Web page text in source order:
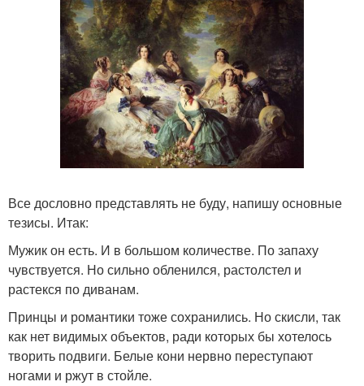
Все дословно представлять не буду, напишу основные
тезисы. Итак:
Мужик он есть. И в большом количестве. По запаху
чувствуется. Но сильно обленился, растолстел и
растекся по диванам.
Принцы и романтики тоже сохранились. Но скисли, так
как нет видимых объектов, ради которых бы хотелось
творить подвиги. Белые кони нервно переступают
ногами и ржут в стойле.